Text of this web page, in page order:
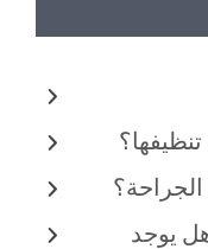
يوجد